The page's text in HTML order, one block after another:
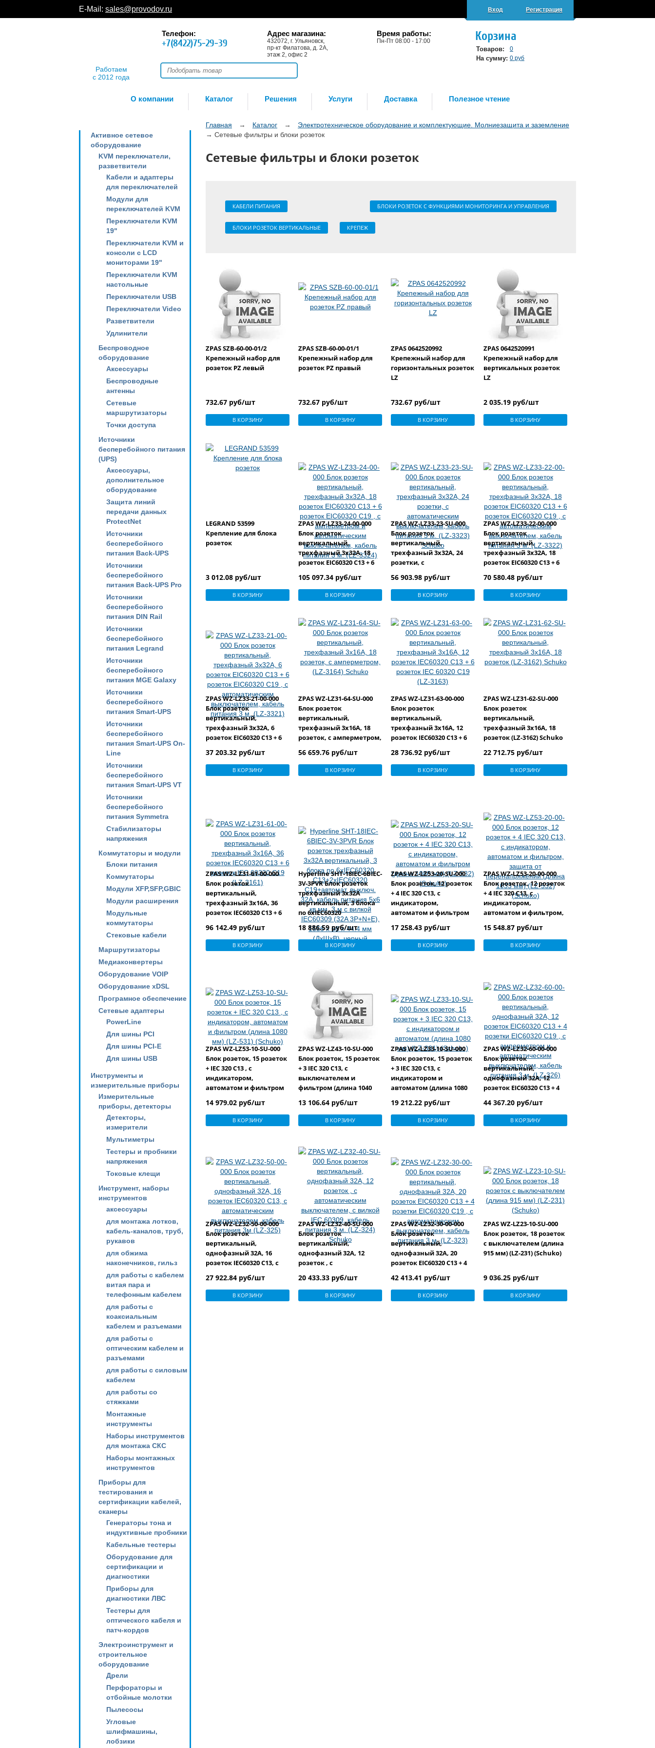
E-Mail: sales@provodov.ru Вход Регистрация
Работаем
с 2012 года
Телефон:
+7(8422)75-29-39
Адрес магазина:
432072, г. Ульяновск,
пр-кт Филатова, д. 2А,
этаж 2, офис 2
Время работы:
Пн-Пт 08:00 - 17:00 Корзина
Товаров: 0
На сумму: 0 руб
О компании Каталог Решения Услуги Доставка Полезное чтение
Активное сетевое
оборудование
KVM переключатели,
разветвители
Кабели и адаптеры
для переключателей
Модули для
переключателей KVM
Переключатели KVM
19"
Переключатели KVM и
консоли с LCD
мониторами 19"
Переключатели KVM
настольные
Переключатели USB
Переключатели Video
Разветвители
Удлинители
Беспроводное
оборудование
Аксессуары
Беспроводные
антенны
Сетевые
маршрутизаторы
Точки доступа
Источники
бесперебойного питания
(UPS)
Аксессуары,
дополнительное
оборудование
Защита линий
передачи данных
ProtectNet
Источники
бесперебойного
питания Back-UPS
Источники
бесперебойного
питания Back-UPS Pro
Источники
бесперебойного
питания DIN Rail
Источники
бесперебойного
питания Legrand
Источники
бесперебойного
питания MGE Galaxy
Источники
бесперебойного
питания Smart-UPS
Источники
бесперебойного
питания Smart-UPS On-
Line
Источники
бесперебойного
питания Smart-UPS VT
Источники
бесперебойного
питания Symmetra
Стабилизаторы
напряжения
Коммутаторы и модули
Блоки питания
Коммутаторы
Модули XFP,SFP,GBIC
Модули расширения
Модульные
коммутаторы
Стековые кабели
Маршрутизаторы
Медиаконвертеры
Оборудование VOIP
Оборудование xDSL
Програмное обеспечение
Сетевые адаптеры
PowerLine
Для шины PCI
Для шины PCI-E
Для шины USB
Инструменты и
измерительные приборы
Измерительные
приборы, детекторы
Детекторы,
измерители
Мультиметры
Тестеры и пробники
напряжения
Токовые клещи
Инструмент, наборы
инструментов
аксессуары
для монтажа лотков,
кабель-каналов, труб,
рукавов
для обжима
наконечников, гильз
для работы с кабелем
витая пара и
телефонным кабелем
для работы с
коаксиальным
кабелем и разъемами
для работы с
оптическим кабелем и
разъемами
для работы с силовым
кабелем
для работы со
стяжками
Монтажные
инструменты
Наборы инструментов
для монтажа СКС
Наборы монтажных
инструментов
Приборы для
тестирования и
сертификации кабелей,
сканеры
Генераторы тона и
индуктивные пробники
Кабельные тестеры
Оборудование для
сертификации и
диагностики
Приборы для
диагностики ЛВС
Тестеры для
оптического кабеля и
патч-кордов
Электроинструмент и
строительное
оборудование
Дрели
Перфораторы и
отбойные молотки
Пылесосы
Угловые
шлифмашины,
лобзики
Главная → Каталог →
Электротехническое оборудование и комплектующие. Молниезащита и заземление
→ Сетевые фильтры и блоки розеток
Сетевые фильтры и блоки розеток
КАБЕЛИ ПИТАНИЯ БЛОКИ РОЗЕТОК С ФУНКЦИЯМИ МОНИТОРИНГА И УПРАВЛЕНИЯ
БЛОКИ РОЗЕТОК ВЕРТИКАЛЬНЫЕ КРЕПЕЖ
ZPAS SZB-60-00-01/2
Крепежный набор для
розеток PZ левый
732.67 руб/шт
В КОРЗИНУ
ZPAS SZB-60-00-01/1
Крепежный набор для
розеток PZ правый
732.67 руб/шт
В КОРЗИНУ
ZPAS 0642520992
Крепежный набор для
горизонтальных розеток
LZ
732.67 руб/шт
В КОРЗИНУ
ZPAS 0642520991
Крепежный набор для
вертикальных розеток
LZ
2 035.19 руб/шт
В КОРЗИНУ
LEGRAND 53599
Крепление для блока
розеток
3 012.08 руб/шт
В КОРЗИНУ
ZPAS WZ-LZ33-24-00-000
Блок розеток
вертикальный,
трехфазный 3x32A, 18
розеток EIC60320 С13 + 6
амперметром и
автоматическим
выключателем, кабель
105 097.34 руб/шт
В КОРЗИНУ
ZPAS WZ-LZ33-23-SU-000
Блок розеток
вертикальный,
трехфазный 3x32A, 24
розетки, с
выключателем, кабель
питания 3 м. (LZ-3323)
Schuko
56 903.98 руб/шт
В КОРЗИНУ
ZPAS WZ-LZ33-22-00-000
Блок розеток
вертикальный,
трехфазный 3x32A, 18
розеток EIC60320 С13 + 6
автоматическим
выключателем, кабель
питания 3 м. (LZ-3322)
70 580.48 руб/шт
В КОРЗИНУ
ZPAS WZ-LZ33-21-00-000
Блок розеток
вертикальный,
трехфазный 3x32A, 6
розеток EIC60320 С13 + 6
автоматическим
выключателем, кабель
питания 3 м. (LZ-3321)
37 203.32 руб/шт
В КОРЗИНУ
ZPAS WZ-LZ31-64-SU-000
Блок розеток
вертикальный,
трехфазный 3x16A, 18
розеток, с амперметром,
56 659.76 руб/шт
В КОРЗИНУ
ZPAS WZ-LZ31-63-00-000
Блок розеток
вертикальный,
трехфазный 3x16A, 12
розеток IEC60320 C13 + 6
3163)
28 736.92 руб/шт
В КОРЗИНУ
ZPAS WZ-LZ31-62-SU-000
Блок розеток
вертикальный,
трехфазный 3x16A, 18
розеток (LZ-3162) Schuko
22 712.75 руб/шт
В КОРЗИНУ
ZPAS WZ-LZ31-61-00-000
Блок розеток
вертикальный,
трехфазный 3x16A, 36
розеток IEC60320 C13 + 6
3161)
96 142.49 руб/шт
В КОРЗИНУ
Hyperline SHT-18IEC-6BIEC-
3V-3PVR Блок розеток
трехфазный 3x32A
вертикальный, 3 блока
по 6xIEC60320
С13+2xIEC60320
С19+автомат. выключ.
32А, кабель питания 5х6
кв.мм, 3 м с вилкой
1556 х 68 х 44.4 мм
(ДхШхВ), черный
18 886.59 руб/шт
В КОРЗИНУ
ZPAS WZ-LZ53-20-SU-000
Блок розеток, 12 розеток
+ 4 IEC 320 C13, с
индикатором,
автоматом и фильтром
(Schuko)
17 258.43 руб/шт
В КОРЗИНУ
ZPAS WZ-LZ53-20-00-000
Блок розеток, 12 розеток
+ 4 IEC 320 C13, с
индикатором,
автоматом и фильтром,
перенапряжений (длина
1033 мм) (LZ-532) (Schuko)
15 548.87 руб/шт
В КОРЗИНУ
ZPAS WZ-LZ53-10-SU-000
Блок розеток, 15 розеток
+ IEC 320 C13 , с
индикатором,
автоматом и фильтром
(Schuko)
14 979.02 руб/шт
В КОРЗИНУ
ZPAS WZ-LZ43-10-SU-000
Блок розеток, 15 розеток
+ 3 IEC 320 C13, с
выключателем и
фильтром (длина 1040
13 106.64 руб/шт
В КОРЗИНУ
ZPAS WZ-LZ33-10-SU-000
Блок розеток, 15 розеток
+ 3 IEC 320 C13, с
индикатором и
автоматом (длина 1080
19 212.22 руб/шт
В КОРЗИНУ
ZPAS WZ-LZ32-60-00-000
Блок розеток
вертикальный,
однофазный 32А, 12
розеток EIC60320 С13 + 4
амперметром и
автоматическим
выключателем, кабель
44 367.20 руб/шт
В КОРЗИНУ
ZPAS WZ-LZ32-50-00-000
Блок розеток
вертикальный,
однофазный 32А, 16
розеток IEC60320 С13, с
выключателем, кабель
питания 3м (LZ-325)
27 922.84 руб/шт
В КОРЗИНУ
ZPAS WZ-LZ32-40-SU-000
Блок розеток
вертикальный,
однофазный 32А, 12
розеток , с
выключателем, с вилкой
IEC 60309, кабель
питания 3 м. (LZ-324)
20 433.33 руб/шт
В КОРЗИНУ
ZPAS WZ-LZ32-30-00-000
Блок розеток
вертикальный,
однофазный 32А, 20
розеток EIC60320 С13 + 4
автоматическим
выключателем, кабель
питания 3 м. (LZ-323)
42 413.41 руб/шт
В КОРЗИНУ
ZPAS WZ-LZ23-10-SU-000
Блок розеток, 18 розеток
с выключателем (длина
915 мм) (LZ-231) (Schuko)
9 036.25 руб/шт
В КОРЗИНУ